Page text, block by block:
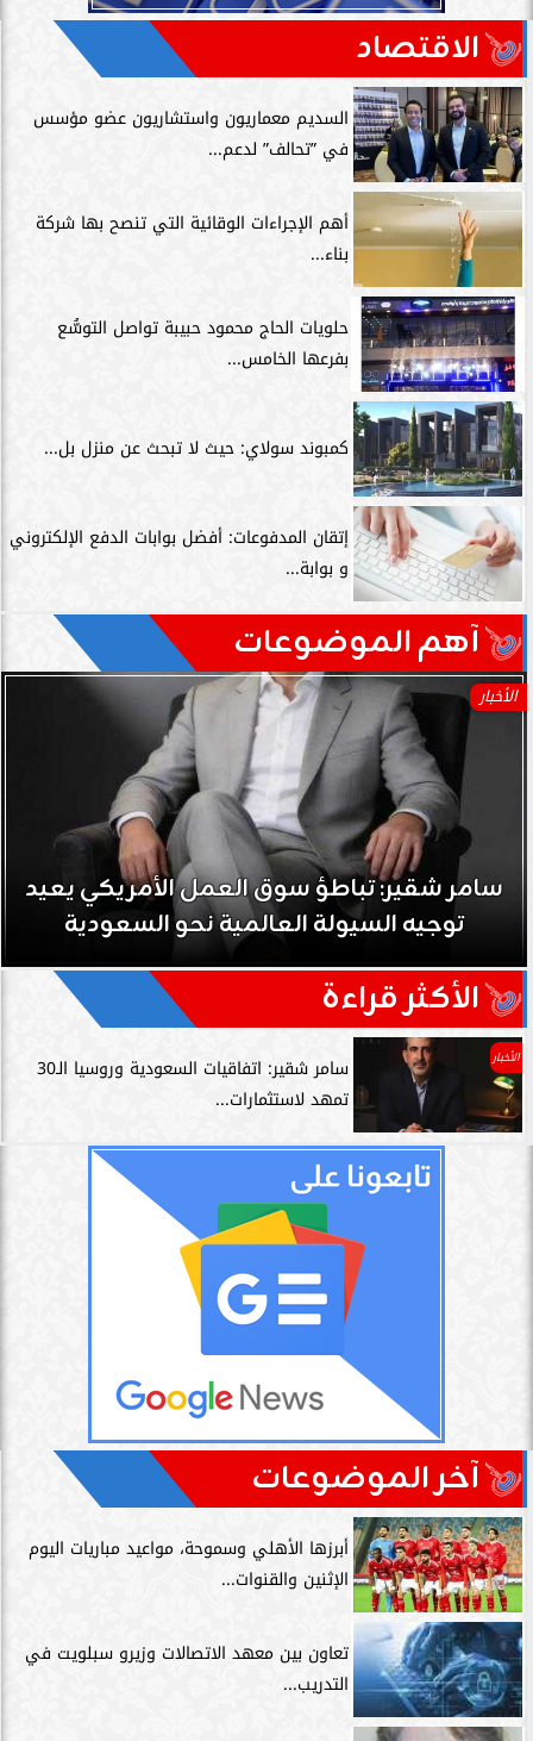
الاقتصاد
السديم معماريون واستشاريون عضو مؤسس
في ”تحالف” لدعم...
أهم الإجراءات الوقائية التي تنصح بها شركة
بناء...
حلويات الحاج محمود حبيبة تواصل التوسُّع
بفرعها الخامس...
كمبوند سولاي: حيث لا تبحث عن منزل بل...
إتقان المدفوعات: أفضل بوابات الدفع الإلكتروني
و بوابة...
آهم الموضوعات
الأخبار
سامر شقير: تباطؤ سوق العمل الأمريكي يعيد
توجيه السيولة العالمية نحو السعودية
الأكثر قراءة
الأخبار
سامر شقير: اتفاقيات السعودية وروسيا الـ30
تمهد لاستثمارات...
آخر الموضوعات
أبرزها الأهلي وسموحة، مواعيد مباريات اليوم
الإثنين والقنوات...
تعاون بين معهد الاتصالات وزيرو سبلويت في
التدريب...